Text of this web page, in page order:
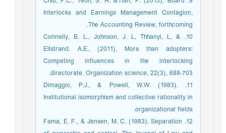
Interlocks and Earnings Management Contagion,
The Accounting Review, forthcoming.
10. Connelly, B. L., Johnson, J. L, Thhanyi, L, &
Ellstrand. A.E., (2011), More than adopters:
Competing influences in the interlocking
directorate. Organization science, 22(3), 688-703.
11. Dimaggio, P.J., & Powell, W.W. (1983).
Institutional isomorphism and collective rationality in
organizational fields.
12. Fama, E. F., & Jensen, M. C. (1983). Separation